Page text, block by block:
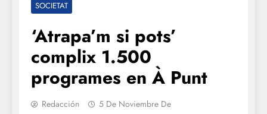
SOCIETAT
‘Atrapa’m si pots’
complix 1.500
programes en À Punt
Redacción
5 De Noviembre De